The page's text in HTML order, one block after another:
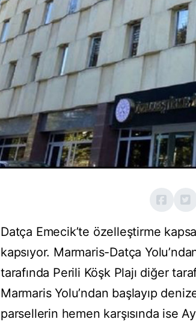
Datça Emecik’te özelleştirme
kapsıyor. Marmaris-Datça
tarafında Perili Köşk Plajı diğer
Marmaris Yolu’ndan başlayıp
parsellerin hemen karşısında ise